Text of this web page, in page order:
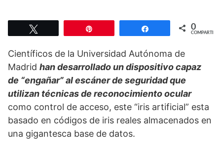
Compartir 0
COMPARTIR
Científicos de la Universidad Autónoma de
Madrid han desarrollado un dispositivo capaz
de “engañar” al escáner de seguridad que
utilizan técnicas de reconocimiento ocular
como control de acceso, este “iris artificial” esta
basado en códigos de iris reales almacenados en
una gigantesca base de datos.